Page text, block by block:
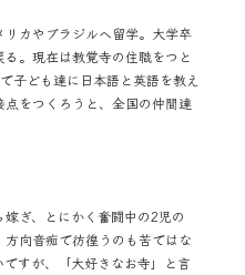
カやブラジルへ留学。大学卒
。現在は教覚寺の住職をつと
子ども達に日本語と英語を教え
をつくろうと、全国の仲間達
ぎ、とにかく奮闘中の2児の
向音痴で彷徨うのも苦ではな
すが、「大好きなお寺」と言